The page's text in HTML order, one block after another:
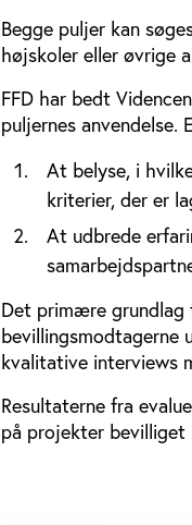
Begge puljer kan
højskoler eller øvrige
FFD har bedt
puljernes anvendelse.
At belyse, i
kriterier, der er
At udbrede
Det primære grundlag
bevillingsmodtagerne
kvalitative interviews
Resultaterne fra
på projekter bevilliget